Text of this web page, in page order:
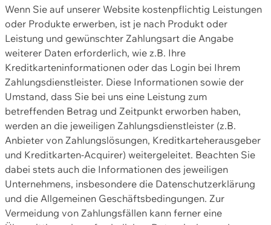
Wenn Sie auf unserer Website kostenpflichtig Leistungen
oder Produkte erwerben, ist je nach Produkt oder
Leistung und gewünschter Zahlungsart die Angabe
weiterer Daten erforderlich, wie z.B. Ihre
Kreditkarteninformationen oder das Login bei Ihrem
Zahlungsdienstleister. Diese Informationen sowie der
Umstand, dass Sie bei uns eine Leistung zum
betreffenden Betrag und Zeitpunkt erworben haben,
werden an die jeweiligen Zahlungsdienstleister (z.B.
Anbieter von Zahlungslösungen, Kreditkarteherausgeber
und Kreditkarten-Acquirer) weitergeleitet. Beachten Sie
dabei stets auch die Informationen des jeweiligen
Unternehmens, insbesondere die Datenschutzerklärung
und die Allgemeinen Geschäftsbedingungen. Zur
Vermeidung von Zahlungsfällen kann ferner eine